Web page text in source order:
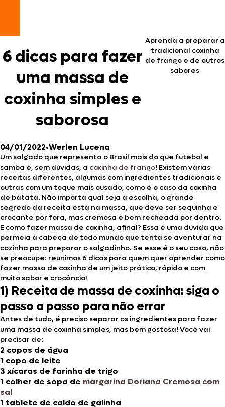
6 dicas para fazer
uma massa de
coxinha simples e
saborosa
Aprenda a preparar a
tradicional coxinha
de frango e de outros
sabores
04/01/2022•Werlen Lucena
Um salgado que representa o Brasil mais do que futebol e
samba é, sem dúvidas, a coxinha de frango! Existem várias
receitas diferentes, algumas com ingredientes tradicionais e
outras com um toque mais ousado, como é o caso da coxinha
de batata. Não importa qual seja a escolha, o grande
segredo da receita está na massa, que deve ser sequinha e
crocante por fora, mas cremosa e bem recheada por dentro.
E como fazer massa de coxinha, afinal? Essa é uma dúvida que
permeia a cabeça de todo mundo que tenta se aventurar na
cozinha para preparar o salgadinho. Se esse é o seu caso, não
se preocupe: reunimos 6 dicas para quem quer aprender como
fazer massa de coxinha de um jeito prático, rápido e com
muito sabor e crocância!
1) Receita de massa de coxinha: siga o
passo a passo para não errar
Antes de tudo, é preciso separar os ingredientes para fazer
uma massa de coxinha simples, mas bem gostosa! Você vai
precisar de:
2 copos de água
1 copo de leite
3 xícaras de farinha de trigo
1 colher de sopa de margarina Doriana Cremosa com
sal
1 tablete de caldo de galinha